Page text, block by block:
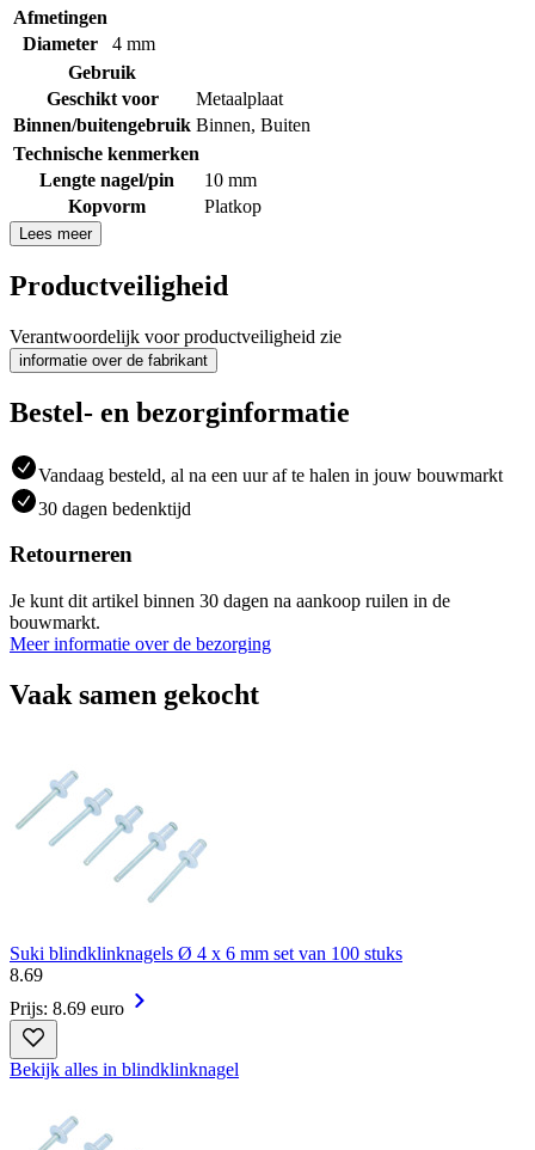
Afmetingen
Diameter
4 mm
Gebruik
Geschikt voor
Metaalplaat
Binnen/buitengebruik Binnen, Buiten
Technische kenmerken
Lengte nagel/pin
10 mm
Kopvorm
Platkop
Lees meer
Productveiligheid
Verantwoordelijk voor productveiligheid zie
informatie over de fabrikant
Bestel- en bezorginformatie
Vandaag besteld, al na een uur af te halen in jouw bouwmarkt
30 dagen bedenktijd
Retourneren
Je kunt dit artikel binnen 30 dagen na aankoop ruilen in de
bouwmarkt.
Meer informatie over de bezorging
Vaak samen gekocht
Suki blindklinknagels Ø 4 x 6 mm set van 100 stuks
8.69
Prijs: 8.69 euro
Bekijk alles in blindklinknagel